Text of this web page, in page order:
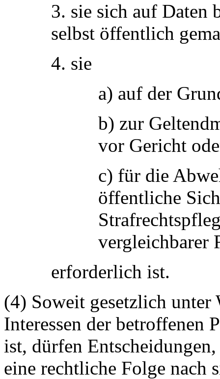
3. sie sich auf Daten
selbst öffentlich
4. sie
a) auf der
b) zur
vor Gericht
c) für die
öffentliche
vergleichbarer
erforderlich ist.
(4) Soweit gesetzlich unter
Interessen der betroffenen
ist, dürfen
eine rechtliche Folge nach